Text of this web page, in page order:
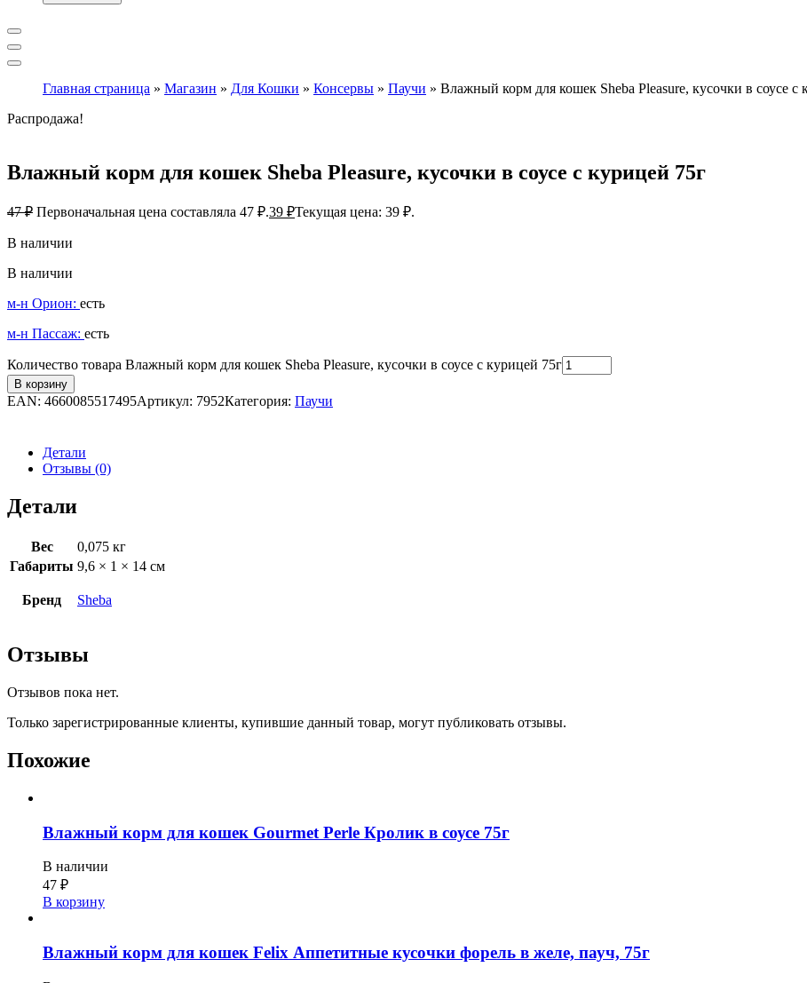
Главная страница » Магазин » Для Кошки » Консервы » Паучи » Влажный корм для кошек Sheba Pleasure, кусочки в соусе с
Распродажа!
Влажный корм для кошек Sheba Pleasure, кусочки в соусе с курицей 75г
47₽ Первоначальная цена составляла 47 ₽.39 ₽Текущая цена: 39 ₽.
В наличии
В наличии
м-н Орион: есть
м-н Пассаж: есть
Количество товара Влажный корм для кошек Sheba Pleasure, кусочки в соусе с курицей 75г
В корзину
EAN: 4660085517495Артикул: 7952Категория: Паучи
Детали
Отзывы (0)
Детали
Вес
0,075 кг
Габариты 9,6 × 1 × 14 см
Бренд Sheba
Отзывы
Отзывов пока нет.
Только зарегистрированные клиенты, купившие данный товар, могут публиковать отзывы.
Похожие
Влажный корм для кошек Gourmet Perle Кролик в соусе 75г
В наличии
47 ₽
В корзину
Влажный корм для кошек Felix Аппетитные кусочки форель в желе, пауч, 75г